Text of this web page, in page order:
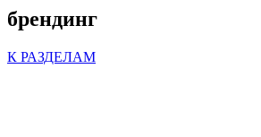
брендинг
К РАЗДЕЛАМ